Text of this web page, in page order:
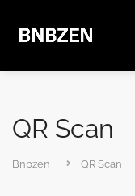
QR Scan
Bnbzen QR Scan